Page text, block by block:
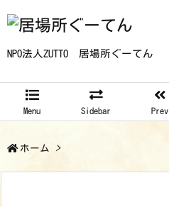
NPO法人ZUTTO 居場所ぐーてん
Menu Sidebar Prev
ホーム >